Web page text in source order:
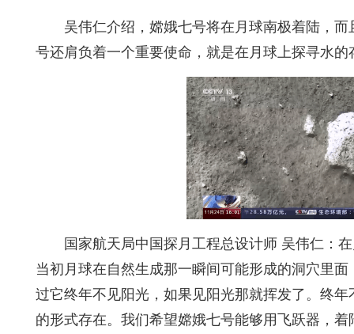
吴伟仁介绍，嫦娥七号将在月球南极着陆，
号还肩负着一个重要使命，就是在月球上探寻水的
国家航天局中国探月工程总设计师 吴伟仁：
当初月球在自然生成那一瞬间可能形成的洞穴里
过它终年不见阳光，如果见阳光那就挥发了。终
的形式存在。我们希望嫦娥七号能够用飞跃器，